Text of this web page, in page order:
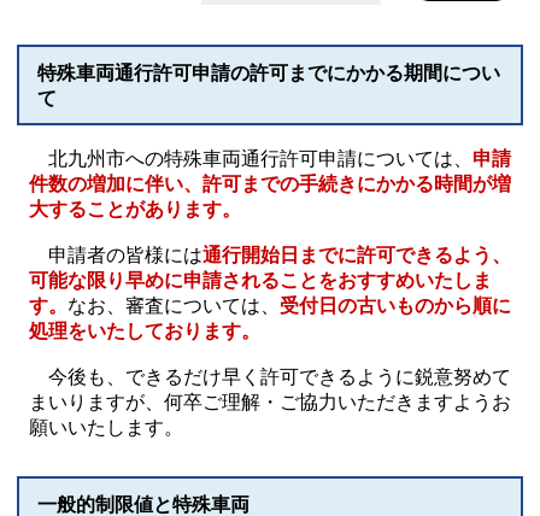
特殊車両通行許可申請の許可までにかかる期間につい
て
北九州市への特殊車両通行許可申請については、 申請
件数の増加に伴い、許可までの手続きにかかる時間が増
大することがあります。
申請者の皆様には通行開始日までに許可できるよう、
可能な限り早めに申請されることをおすすめいたしま
す。 なお、審査については、 受付日の古いものから順に
処理をいたしております。
今後も、できるだけ早く許可できるように鋭意努めて
まいりますが、何卒ご理解・ご協力いただきますようお
願いいたします。
一般的制限値と特殊車両